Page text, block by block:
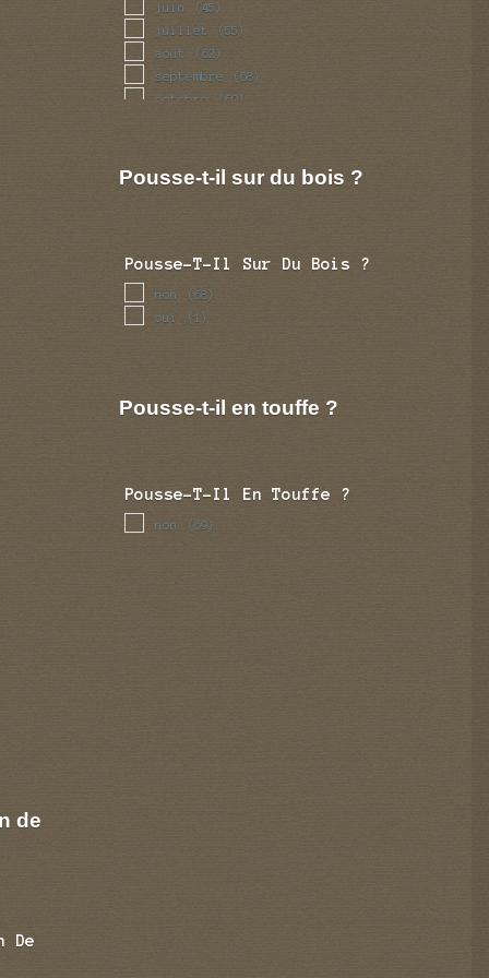
de
De
juin (45)
juillet (55)
aout (62)
septembre (68)
octobre (69)
Pousse-t-il sur du bois ?
Pousse-T-Il Sur Du Bois ?
non (68)
oui (1)
Pousse-t-il en touffe ?
Pousse-T-Il En Touffe ?
non (69)